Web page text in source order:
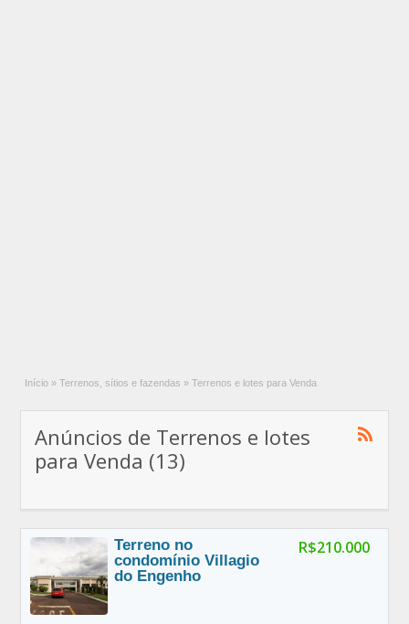
Início » Terrenos, sítios e fazendas » Terrenos e lotes para Venda
Anúncios de Terrenos e lotes
para Venda (13)
R$210.000
Terreno no
condomínio Villagio
do Engenho